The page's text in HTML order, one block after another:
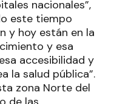
nacionales”,
este tiempo
y hoy están en la
y esa
accesibilidad y
la salud pública”.
zona Norte del